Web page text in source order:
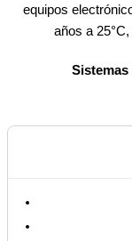
equipos
años a
Sistemas